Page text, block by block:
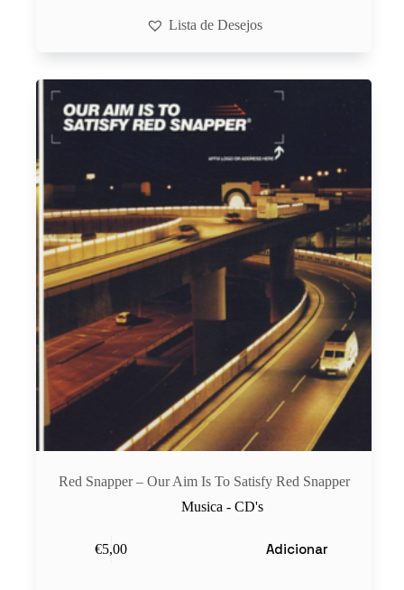
Lista de Desejos
Red Snapper – Our Aim Is To Satisfy Red Snapper
Musica - CD's
€5,00 Adicionar